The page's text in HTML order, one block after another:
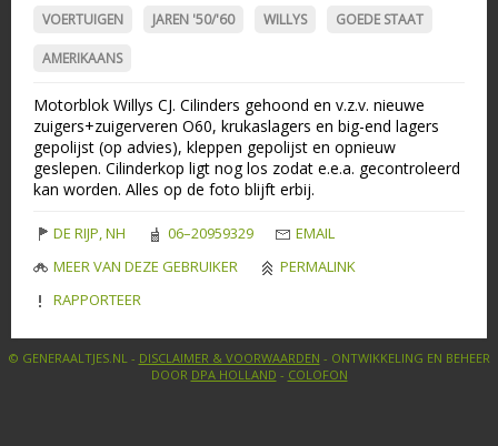
VOERTUIGEN JAREN '50/'60 WILLYS GOEDE STAAT
AMERIKAANS
Motorblok Willys CJ. Cilinders gehoond en v.z.v. nieuwe
zuigers+zuigerveren O60, krukaslagers en big-end lagers
gepolijst (op advies), kleppen gepolijst en opnieuw
geslepen. Cilinderkop ligt nog los zodat e.e.a. gecontroleerd
kan worden. Alles op de foto blijft erbij.
DE RIJP, NH 06–20959329
EMAIL
MEER VAN DEZE GEBRUIKER
PERMALINK
RAPPORTEER
© GENERAALTJES.NL - DISCLAIMER & VOORWAARDEN - ONTWIKKELING EN BEHEER
DOOR DPA HOLLAND - COLOFON